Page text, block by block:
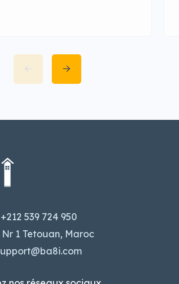
مراعاة الموقع والحجم
التحقق من الشقة : تحقق من
+212 539 724 950
1 Tetouan, Maroc